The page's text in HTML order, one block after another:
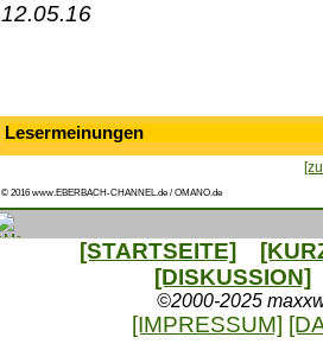
12.05.16
Lesermeinungen
© 2016 www.EBERBACH-CHANNEL.de / OMANO.de
[STARTSEITE]
[DISKUSSION]
©2000-2025
[IMPRESSUM]